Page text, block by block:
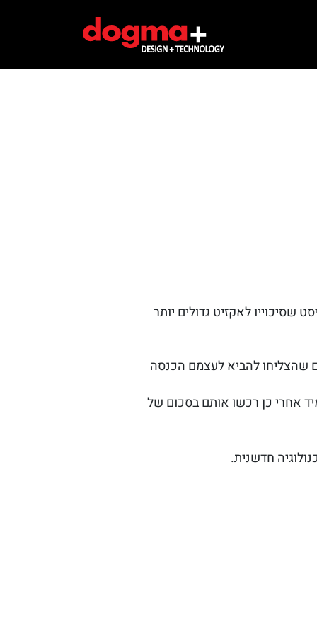
שסיכוייו לאקזיט גדולים יותר
ביקרו 4 יזמים שותפים שהצליחו להביא לעצמם הכנסה
חודשיים בלבד, הגיעו ל-5 מליון משתמשים. ומיד אחרי כן רכשו אותם בסכום של